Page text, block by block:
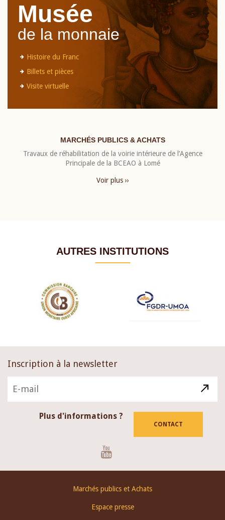
Musée
de la monnaie
Histoire du Franc
Billets et pièces
Visite virtuelle
MARCHÉS PUBLICS & ACHATS
Travaux de réhabilitation de la voirie intérieure de l’Agence
Principale de la BCEAO à Lomé
Voir plus ››
AUTRES INSTITUTIONS
Inscription à la newsletter
Plus d'informations ?
CONTACT
Marchés publics et Achats
Espace presse